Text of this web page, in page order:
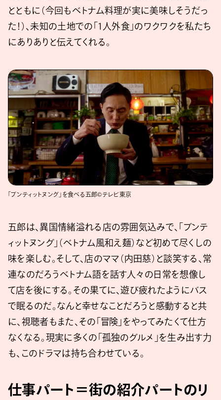
とともに（今回もベトナム料理が実に美味しそうだっ
た！）、未知の土地での「1人外食」のワクワクを私たち
にありありと伝えてくれる。
「ブンティットヌング」を食べる五郎©テレビ東京
五郎は、異国情緒溢れる店の雰囲気込みで、「ブンテ
ィットヌング」（ベトナム風和え麺）など初めて尽くしの
味を楽しむ。そして、店のママ（内田慈）と談笑する、常
連なのだろうベトナム語を話す人々の日常を想像し
て店を後にする。その果てに、遊び疲れたようにバス
で眠るのだ。なんと幸せなことだろうと感動すると共
に、視聴者もまた、その「冒険」をやってみたくて仕方
なくなる。現実に多くの「孤独のグルメ」を生み出す力
も、このドラマは持ち合わせている。
仕事パート＝街の紹介パートのリ